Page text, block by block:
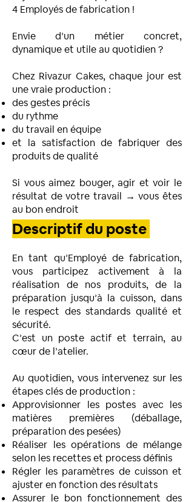
4 Employés de fabrication !
Envie d’un métier concret,
dynamique et utile au quotidien ?
Chez Rivazur Cakes, chaque jour est
une vraie production :
des gestes précis
du rythme
du travail en équipe
et la satisfaction de fabriquer des
produits de qualité
Si vous aimez bouger, agir et voir le
résultat de votre travail → vous êtes
au bon endroit
Descriptif du poste
En tant qu’Employé de fabrication,
vous participez activement à la
réalisation de nos produits, de la
préparation jusqu’à la cuisson, dans
le respect des standards qualité et
sécurité.
C’est un poste actif et terrain, au
cœur de l’atelier.
Au quotidien, vous intervenez sur les
étapes clés de production :
Approvisionner les postes avec les
matières premières (déballage,
préparation des pesées)
Réaliser les opérations de mélange
selon les recettes et process définis
Régler les paramètres de cuisson et
ajuster en fonction des résultats
Assurer le bon fonctionnement des